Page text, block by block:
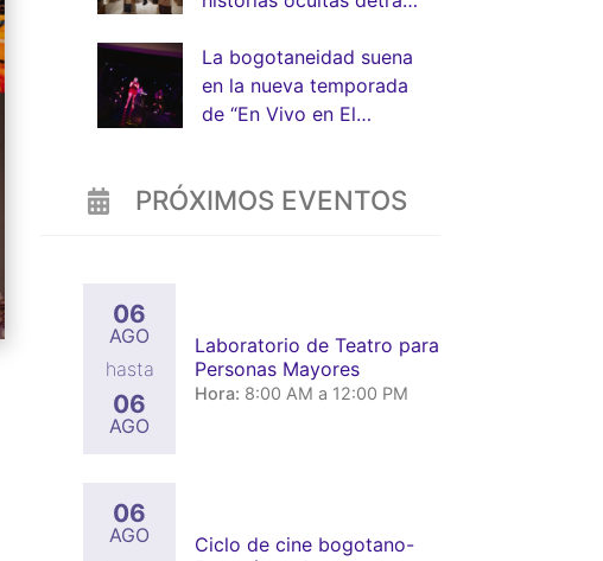
Bogotá
La bogotaneidad suena
en la nueva temporada
de “En Vivo en El
PRÓXIMOS EVENTOS
06
AGO
hasta
06
AGO
Laboratorio de Teatro para
Personas Mayores
Hora: 8:00 AM a 12:00 PM
06
AGO
Ciclo de cine bogotano-